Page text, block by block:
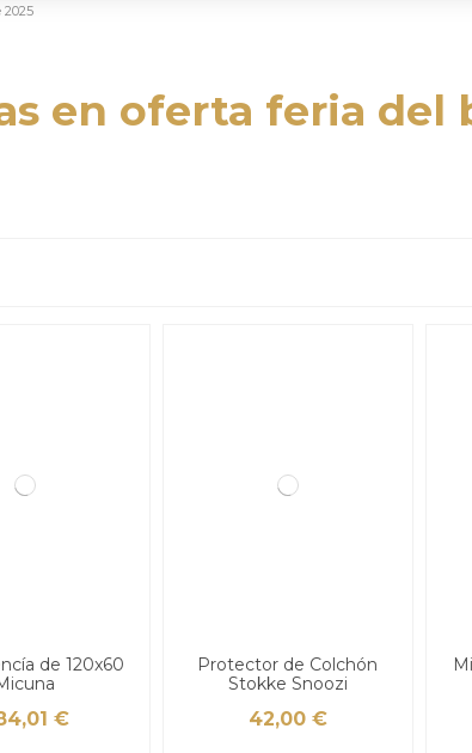
en oferta feria del
de 120x60
€
Protector de Colchón
Stokke Snoozi
42,00 €